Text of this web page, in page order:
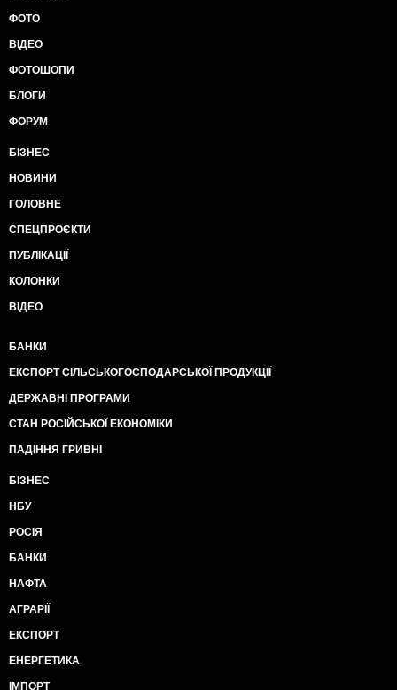
ФОТО
ВІДЕО
ФОТОШОПИ
БЛОГИ
ФОРУМ
БІЗНЕС
НОВИНИ
ГОЛОВНЕ
СПЕЦПРОЄКТИ
ПУБЛІКАЦІЇ
КОЛОНКИ
ВІДЕО
БАНКИ
ЕКСПОРТ СІЛЬСЬКОГОСПОДАРСЬКОЇ ПРОДУКЦІЇ
ДЕРЖАВНІ ПРОГРАМИ
СТАН РОСІЙСЬКОЇ ЕКОНОМІКИ
ПАДІННЯ ГРИВНІ
БІЗНЕС
НБУ
РОСІЯ
БАНКИ
НАФТА
АГРАРІЇ
ЕКСПОРТ
ЕНЕРГЕТИКА
ІМПОРТ